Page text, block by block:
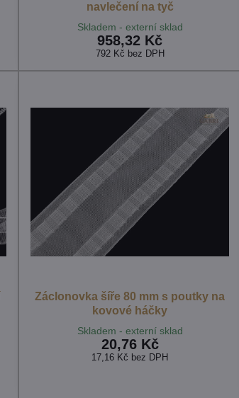
navlečení na tyč
Skladem - externí sklad
958,32 Kč
792 Kč bez DPH
Záclonovka šíře 80 mm s poutky na
kovové háčky
Skladem - externí sklad
20,76 Kč
17,16 Kč bez DPH